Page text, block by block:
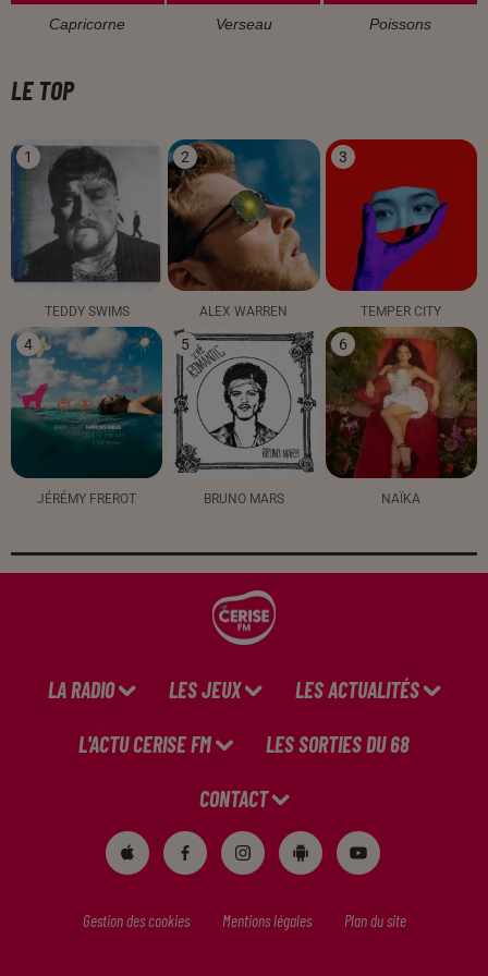
Capricorne Verseau Poissons
LE TOP
1
TEDDY SWIMS
2
ALEX WARREN
3
TEMPER CITY
4
JÉRÉMY FREROT
5
BRUNO MARS
6
NAÏKA
LA RADIO LES JEUX LES ACTUALITÉS
L'ACTU CERISE FM LES SORTIES DU 68
CONTACT
Gestion des cookies Mentions légales Plan du site